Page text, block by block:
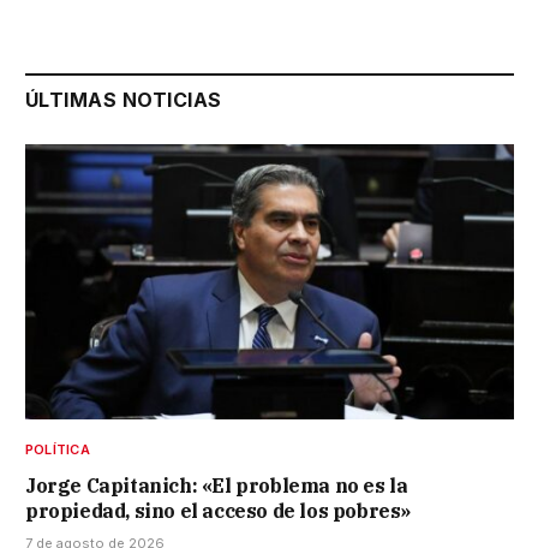
ÚLTIMAS NOTICIAS
POLÍTICA
Jorge Capitanich: «El problema no es la
propiedad, sino el acceso de los pobres»
7 de agosto de 2026